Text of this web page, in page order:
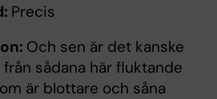
Precis
Och sen är det kanske
sådana här fluktande
är blottare och såna